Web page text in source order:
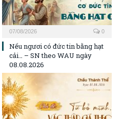
07/08/2026 0
Nếu ngươi có đức tin bằng hạt
cải… – SN theo WAU ngày
08.08.2026